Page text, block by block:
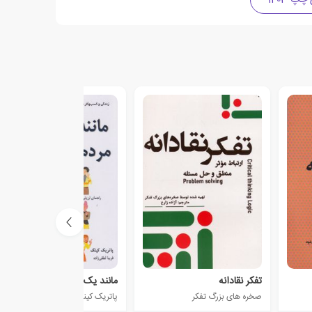
تفکر نقادانه
صخره های بزرگ تفکر پاتریک کینگ